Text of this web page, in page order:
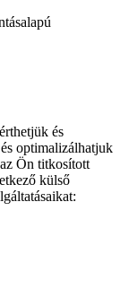
és
optimalizálhatjuk
Ön titkosított
külső